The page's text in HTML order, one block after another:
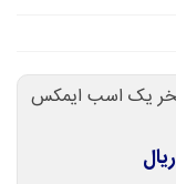
یک اسب ایمکس